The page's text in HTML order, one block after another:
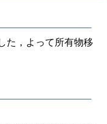
た，よって所有物移